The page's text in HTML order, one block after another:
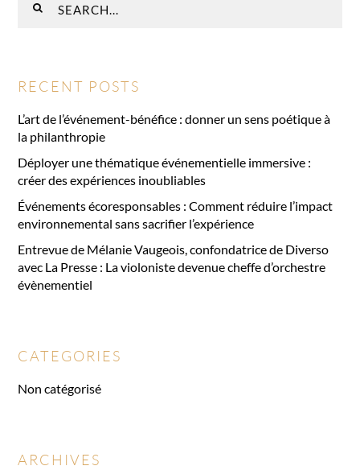
RECENT POSTS
L’art de l’événement-bénéfice : donner un sens poétique à
la philanthropie
Déployer une thématique événementielle immersive :
créer des expériences inoubliables
Événements écoresponsables : Comment réduire l’impact
environnemental sans sacrifier l’expérience
Entrevue de Mélanie Vaugeois, confondatrice de Diverso
avec La Presse : La violoniste devenue cheffe d’orchestre
évènementiel
CATEGORIES
Non catégorisé
ARCHIVES